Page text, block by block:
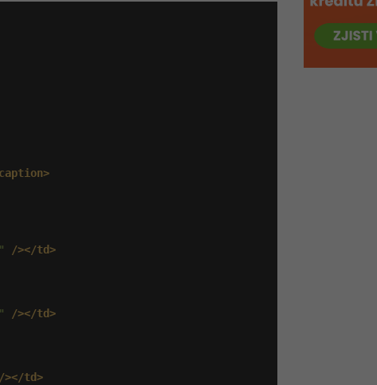
/></td>
/></td>
/></td>